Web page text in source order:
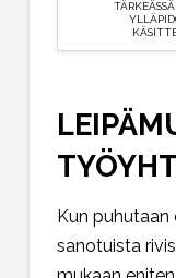
Kun puhutaan
sanotuista